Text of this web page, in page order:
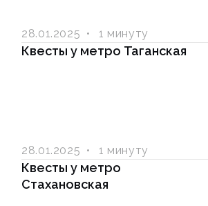
28.01.2025 1 минуту
Квесты у метро Таганская
28.01.2025 1 минуту
Квесты у метро
Стахановская